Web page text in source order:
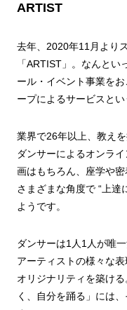
ARTIST
去年、2020年11月より
「ARTIST」。なんと
ール・イベント事業を
ープによるサービスとい
業界で26年以上、教え
ダンサーによるオンラ
画はもちろん、座学や密
さまざまな角度で “上達
ようです。
ダンサーは1人1人が唯
アーティストの様々な
オリジナリティを築け
く、自分を踊る」には